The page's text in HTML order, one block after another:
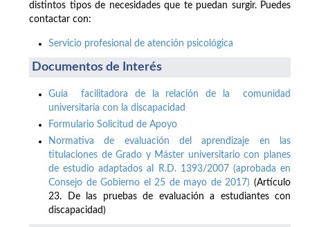
distintos tipos de necesidades que te puedan surgir. Puedes
contactar con:
Servicio profesional de atención psicológica
Documentos de Interés
Guía facilitadora de la relación de la comunidad
universitaria con la discapacidad
Formulario Solicitud de Apoyo
Normativa de evaluación del aprendizaje en las
titulaciones de Grado y Máster universitario con planes
de estudio adaptados al R.D. 1393/2007 (aprobada en
Consejo de Gobierno el 25 de mayo de 2017) (Artículo
23. De las pruebas de evaluación a estudiantes con
discapacidad)